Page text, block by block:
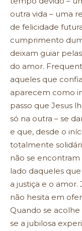
outra vida – uma
de felicidade
cumprimento
deixam guiar
do amor.
aqueles que
aparecem como
passo que Jesus
só na outra – se
e que, desde o
totalmente
não se encontram
lado daqueles
a justiça e o amor.
não hesita em
Quando se
se a jubilosa